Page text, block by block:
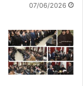
07/06/2026